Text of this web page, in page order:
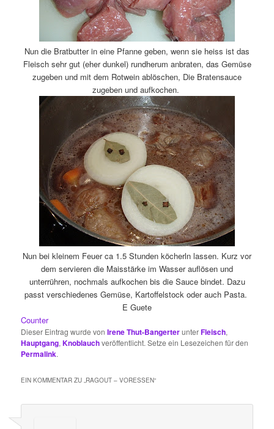
Nun die Bratbutter in eine Pfanne geben, wenn sie heiss ist das
Fleisch sehr gut (eher dunkel) rundherum anbraten, das Gemüse
zugeben und mit dem Rotwein ablöschen, Die Bratensauce
zugeben und aufkochen.
Nun bei kleinem Feuer ca 1.5 Stunden köcherln lassen. Kurz vor
dem servieren die Maisstärke im Wasser auflösen und
unterrühren, nochmals aufkochen bis die Sauce bindet. Dazu
passt verschiedenes Gemüse, Kartoffelstock oder auch Pasta.
E Guete
Counter
Dieser Eintrag wurde vonIrene Thut-BangerterunterFleisch,
Hauptgang,Knoblauchveröffentlicht. Setze ein Lesezeichen für den
Permalink.
EIN KOMMENTAR ZU „ RAGOUT – VORESSEN“